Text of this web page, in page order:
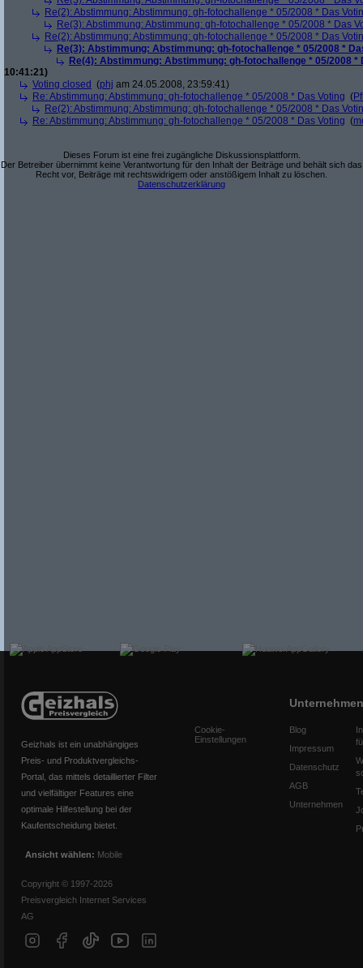
Re(2): Abstimmung: Abstimmung: gh-fotochallenge * 05/2008 * Das
Re(3): Abstimmung: Abstimmung: gh-fotochallenge * 05/2008 * Das
Re(2): Abstimmung: Abstimmung: gh-fotochallenge * 05/2008 * Das
Re(3): Abstimmung: Abstimmung: gh-fotochallenge * 05/2008 *
Re(4): Abstimmung: Abstimmung: gh-fotochallenge * 05/2008 *
10:41:21)
Voting closed (phj am 24.05.2008, 23:59:41)
Re: Abstimmung: Abstimmung: gh-fotochallenge * 05/2008 * Das Voting (
Re(2): Abstimmung: Abstimmung: gh-fotochallenge * 05/2008 * Das
Re: Abstimmung: Abstimmung: gh-fotochallenge * 05/2008 * Das Voting (
Dieses Forum ist eine frei zugängliche Diskussionsplattform.
Der Betreiber übernimmt keine Verantwortung für den Inhalt der Beiträge und behält sich das
Recht vor, Beiträge mit rechtswidrigem oder anstößigem Inhalt zu löschen.
Datenschutzerklärung
Geizhals ist ein unabhängiges
Preis- und Produktvergleichs-
Portal, das mittels detaillierter Filter
und vielfältiger Features eine
optimale Hilfestellung bei der
Kaufentscheidung bietet.
Ansicht wählen: Mobile
Copyright © 1997-2026
Preisvergleich Internet Services
AG
Cookie-
Einstellungen
Unternehmen
Blog
Impressum
Datenschutz
AGB
Unternehmen